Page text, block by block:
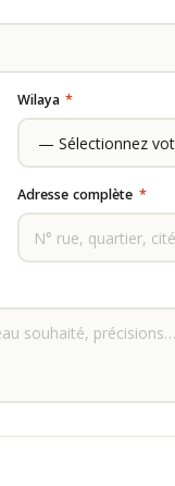
Wilaya *
Adresse complète *